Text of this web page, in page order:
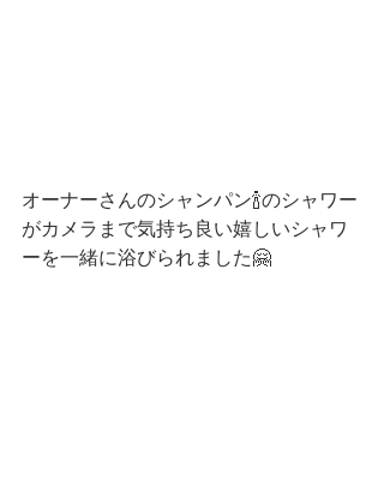
オーナーさんのシャンパン🍾のシャワー
がカメラまで気持ち良い嬉しいシャワ
ーを一緒に浴びられました🤗